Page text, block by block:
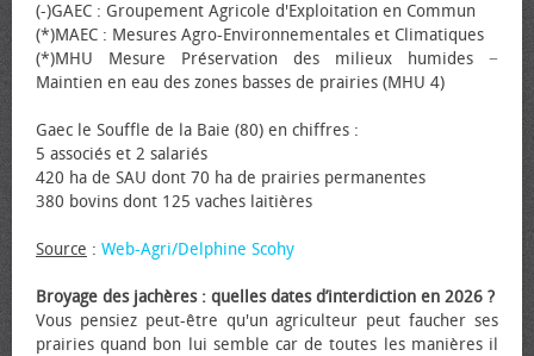
(-)GAEC : Groupement Agricole d'Exploitation en Commun
(*)MAEC : Mesures Agro-Environnementales et Climatiques
(*)MHU Mesure Préservation des milieux humides −
Maintien en eau des zones basses de prairies (MHU 4)
Gaec le Souffle de la Baie (80) en chiffres :
5 associés et 2 salariés
420 ha de SAU dont 70 ha de prairies permanentes
380 bovins dont 125 vaches laitières
Source : Web-Agri/Delphine Scohy
Broyage des jachères : quelles dates d’interdiction en 2026 ?
Vous pensiez peut-être qu'un agriculteur peut faucher ses
prairies quand bon lui semble car de toutes les manières il